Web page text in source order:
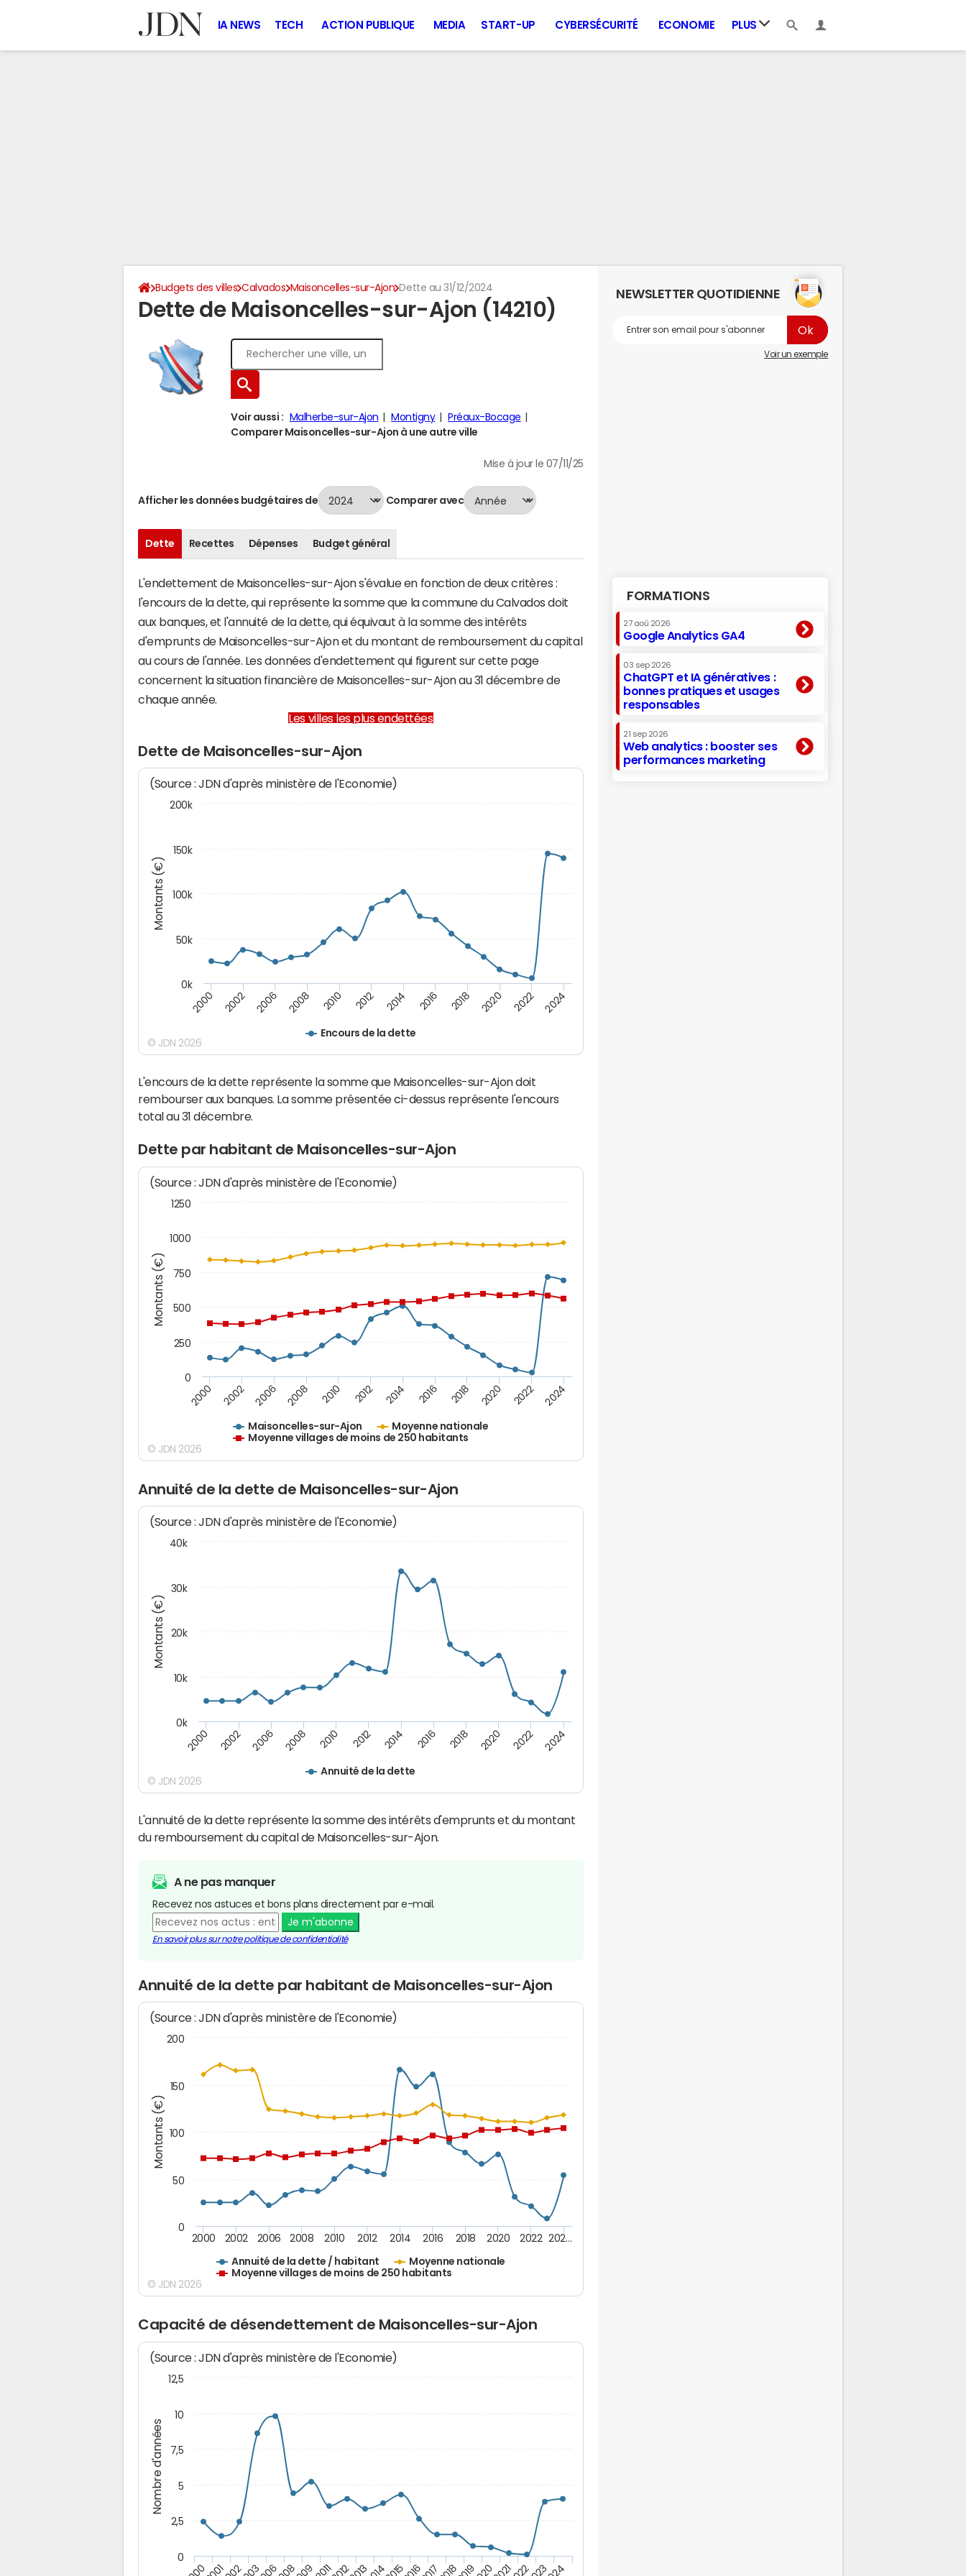
IA NEWS TECH ACTION PUBLIQUE MEDIA START-UP CYBERSÉCURITÉ ECONOMIE PLUS
Budgets des villes Calvados Maisoncelles-sur-Ajon Dette au 31/12/2024
Dette de Maisoncelles-sur-Ajon (14210)
Voir aussi : Malherbe-sur-Ajon Montigny
Préaux-Bocage
Comparer Maisoncelles-sur-Ajon à une autre ville
Mise à jour le 07/11/25
Afficher les données budgétaires de Comparer avec
Dette Recettes Dépenses Budget général
L'endettement de Maisoncelles-sur-Ajon s'évalue en fonction de deux critères :
l'encours de la dette, qui représente la somme que la commune du Calvados doit
aux banques, et l'annuité de la dette, qui équivaut à la somme des intérêts
d'emprunts de Maisoncelles-sur-Ajon et du montant de remboursement du capital
au cours de l'année. Les données d'endettement qui figurent sur cette page
concernent la situation financière de Maisoncelles-sur-Ajon au 31 décembre de
chaque année.
Les villes les plus endettées
Dette de Maisoncelles-sur-Ajon
Montants (€)
(Source : JDN d'après ministère de l'Economie)
Encours de la dette
2000 2002 2006 2008 2010 2012 2014 2016 2018 2020 2022 2024
0k
50k
100k
150k
200k
© JDN 2026
L'encours de la dette représente la somme que Maisoncelles-sur-Ajon doit
rembourser aux banques. La somme présentée ci-dessus représente l'encours
total au 31 décembre.
Dette par habitant de Maisoncelles-sur-Ajon
Montants (€)
(Source : JDN d'après ministère de l'Economie)
Maisoncelles-sur-Ajon
Moyenne nationale
Moyenne villages de moins de 250 habitants
2000 2002 2006 2008 2010 2012 2014 2016 2018 2020 2022 2024
0
250
500
750
1000
1250
© JDN 2026
Annuité de la dette de Maisoncelles-sur-Ajon
Montants (€)
(Source : JDN d'après ministère de l'Economie)
Annuité de la dette
2000 2002 2006 2008 2010 2012 2014 2016 2018 2020 2022 2024
0k
10k
20k
30k
40k
© JDN 2026
L'annuité de la dette représente la somme des intérêts d'emprunts et du montant
du remboursement du capital de Maisoncelles-sur-Ajon.
A ne pas manquer
Recevez nos astuces et bons plans directement par e-mail.
Je m'abonne
En savoir plus sur notre politique de confidentialité
Annuité de la dette par habitant de Maisoncelles-sur-Ajon
Montants (€)
(Source : JDN d'après ministère de l'Economie)
Annuité de la dette / habitant
Moyenne nationale
Moyenne villages de moins de 250 habitants
2000 2002 2006 2008 2010 2012 2014 2016 2018 2020 2022 202…
0
50
100
150
200
© JDN 2026
Capacité de désendettement de Maisoncelles-sur-Ajon
Nombre d'années
(Source : JDN d'après ministère de l'Economie)
2011
0
2,5
5
7,5
10
12,5
NEWSLETTER QUOTIDIENNE
Voir un exemple
FORMATIONS
27 aoû 2026
Google Analytics GA4
03 sep 2026
ChatGPT et IA génératives :
bonnes pratiques et usages
responsables
21 sep 2026
Web analytics : booster ses
performances marketing